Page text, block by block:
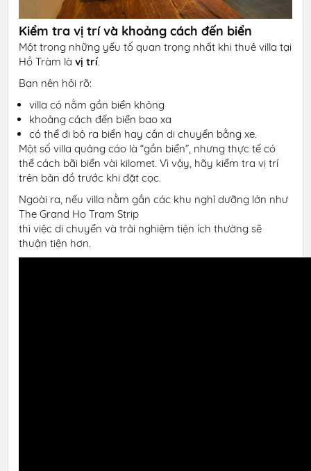
Kiểm tra vị trí và khoảng cách đến biển
Một trong những yếu tố quan trọng nhất khi thuê villa tại
Hồ Tràm làvị trí.
Bạn nên hỏi rõ:
villa có nằm gần biển không
khoảng cách đến biển bao xa
có thể đi bộ ra biển hay cần di chuyển bằng xe.
Một số villa quảng cáo là “gần biển”, nhưng thực tế có
thể cách bãi biển vài kilomet. Vì vậy, hãy kiểm tra vị trí
trên bản đồ trước khi đặt cọc.
Ngoài ra, nếu villa nằm gần các khu nghỉ dưỡng lớn như
The Grand Ho Tram Strip
thì việc di chuyển và trải nghiệm tiện ích thường sẽ
thuận tiện hơn.